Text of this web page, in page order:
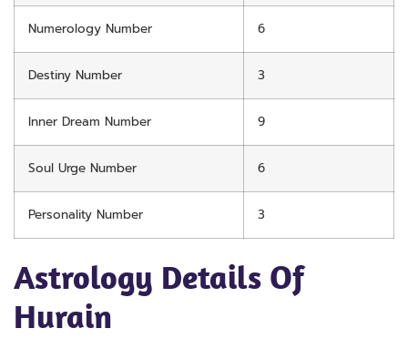
Numerology Number 6
Destiny Number 3
Inner Dream Number 9
Soul Urge Number 6
Personality Number 3
Astrology Details Of
Hurain